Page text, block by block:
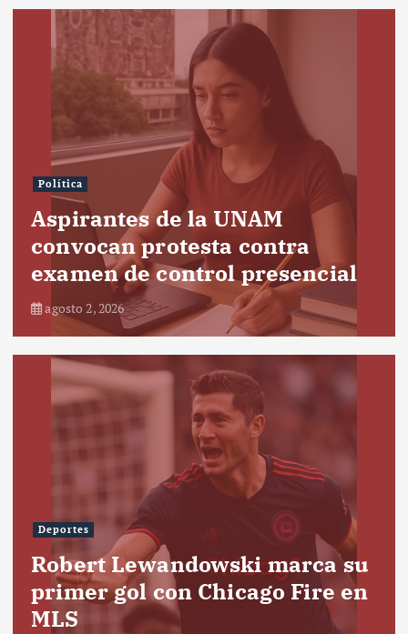
Política
Aspirantes de la UNAM
convocan protesta contra
examen de control presencial
agosto 2, 2026
Deportes
Robert Lewandowski marca su
primer gol con Chicago Fire en
MLS